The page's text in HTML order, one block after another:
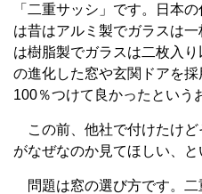
「二重サッシ」です。日本
は昔はアルミ製でガラスは
は樹脂製でガラスは二枚入
の進化した窓や玄関ドアを
100％つけて良かったという
この前、他社で付けたけど
がなぜなのか見てほしい、と
問題は窓の選び方です。二